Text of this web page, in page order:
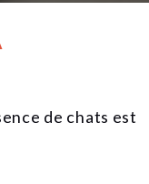
de chats est